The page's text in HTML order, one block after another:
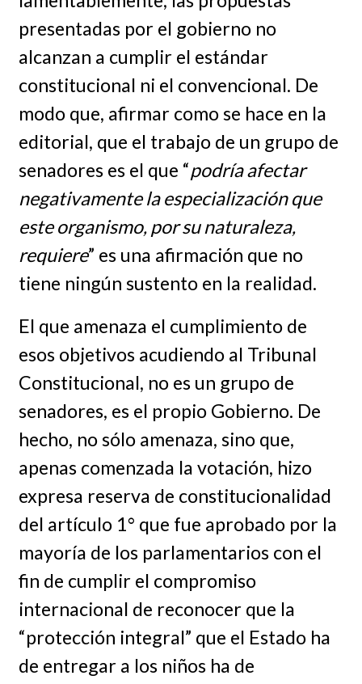
presentadas por el gobierno no
alcanzan a cumplir el estándar
constitucional ni el convencional. De
modo que, afirmar como se hace en la
editorial, que el trabajo de un grupo de
senadores es el que “podría afectar
negativamente la especialización que
este organismo, por su naturaleza,
requiere” es una afirmación que no
tiene ningún sustento en la realidad.
El que amenaza el cumplimiento de
esos objetivos acudiendo al Tribunal
Constitucional, no es un grupo de
senadores, es el propio Gobierno. De
hecho, no sólo amenaza, sino que,
apenas comenzada la votación, hizo
expresa reserva de constitucionalidad
del artículo 1° que fue aprobado por la
mayoría de los parlamentarios con el
fin de cumplir el compromiso
internacional de reconocer que la
“protección integral” que el Estado ha
de entregar a los niños ha de